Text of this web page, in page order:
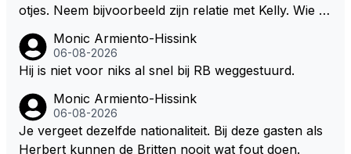
otjes. Neem bijvoorbeeld zijn relatie met Kelly. Wie g
artjes ouder is en al een kleine heeft van een voorm
alig RB-lid op de leeftijd van 23 jaar? Hij doet dingen
oon. Ieder jaar is er in Hongarije een uitje voor zijn t
eam. Op 28-jarige leeftijd is hij al eigenaar van een su
ccesvol raceteam. Hij is niet alleen speciaal in de aut
Monic Armiento-Hissink
06-08-2026
Hij is niet voor niks al snel bij RB weggestuurd.
Monic Armiento-Hissink
06-08-2026
Je vergeet dezelfde nationaliteit. Bij deze gasten als
Herbert kunnen de Britten nooit wat fout doen.